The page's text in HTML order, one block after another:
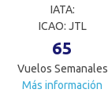
IATA:
ICAO: JTL
65
Vuelos Semanales
Más información